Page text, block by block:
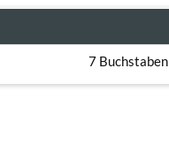
7 Buchstaben